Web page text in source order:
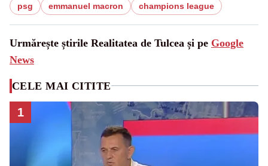
psg emmanuel macron champions league
Urmărește știrile Realitatea de Tulcea și pe Google
News
CELE MAI CITITE
1